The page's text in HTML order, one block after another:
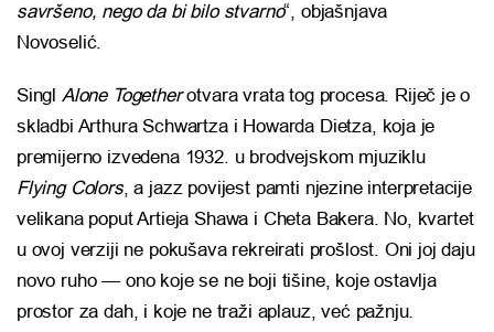
savršeno, nego da bi bilo stvarno“, objašnjava
Novoselić.
Singl Alone Togetherotvara vrata tog procesa. Riječ je o
skladbi Arthura Schwartza i Howarda Dietza, koja je
premijerno izvedena 1932. u brodvejskom mjuziklu
Flying Colors, a jazz povijest pamti njezine interpretacije
velikana poput Artieja Shawa i Cheta Bakera. No, kvartet
u ovoj verziji ne pokušava rekreirati prošlost. Oni joj daju
novo ruho — ono koje se ne boji tišine, koje ostavlja
prostor za dah, i koje ne traži aplauz, već pažnju.